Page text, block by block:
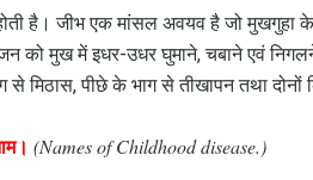
है। जीभ एक मांसल अवयव है जो मुखगुहा
को मुख में इधर-उधर घुमाने, चबाने एवं
मिठास, पीछे के भाग से तीखापन तथा दोनों
(Names of Childhood disease.)